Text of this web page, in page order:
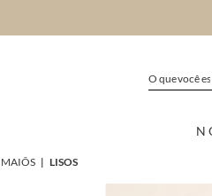
MAIÔS | LISOS